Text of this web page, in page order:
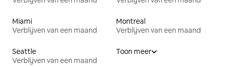
Miami
Verblijven van een maand
Montreal
Verblijven van een maand
Seattle
Verblijven van een maand
Toon meer